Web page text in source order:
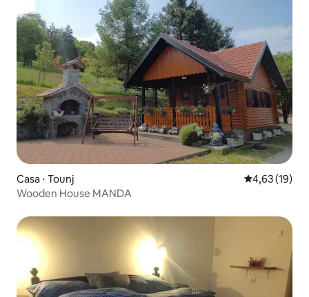
Casa ⋅ Tounj 4,63 de uma
4,63 (19)
Wooden House MANDA